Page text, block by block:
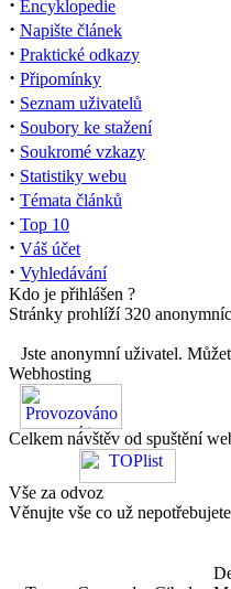
· Encyklopedie
· Napište článek
· Praktické odkazy
· Připomínky
· Seznam uživatelů
· Soubory ke stažení
· Soukromé vzkazy
· Statistiky webu
· Témata článků
· Top 10
· Váš účet
· Vyhledávání
Kdo je přihlášen ?
Stránky prohlíží 320
Jste anonymní uživatel.
Webhosting
Celkem návštěv od spuštění
Vše za odvoz
Věnujte vše co už